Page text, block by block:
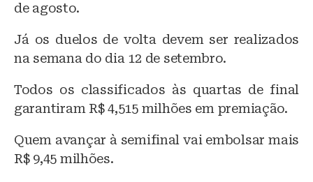
de agosto.
Já os duelos de volta devem ser realizados
na semana do dia 12 de setembro.
Todos os classificados às quartas de final
garantiram R$ 4,515 milhões em premiação.
Quem avançar à semifinal vai embolsar mais
R$ 9,45 milhões.